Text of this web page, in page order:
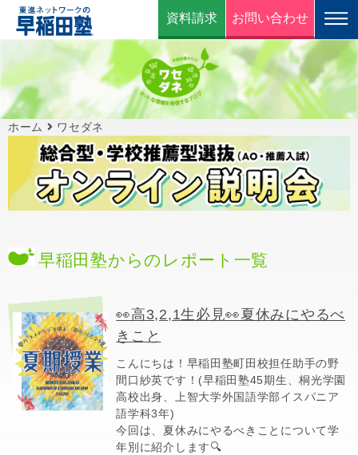
資料請求 お問い合わせ
ホーム ワセダネ
早稲田塾からのレポート一覧
👀高3,2,1生必見👀夏休みにやるべ
きこと
こんにちは！早稲田塾町田校担任助手の野
間口紗英です！(早稲田塾45期生、桐光学園
高校出身、上智大学外国語学部イスパニア
語学科3年)
今回は、夏休みにやるべきことについて学
年別に紹介します🔍